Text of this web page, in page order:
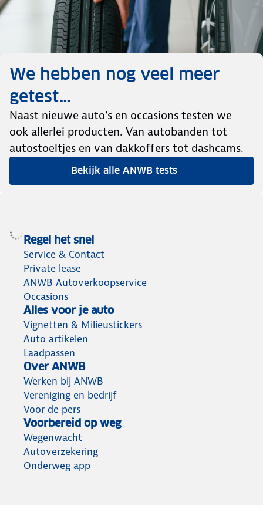
We hebben nog veel meer
getest…
Naast nieuwe auto’s en occasions testen we
ook allerlei producten. Van autobanden tot
autostoeltjes en van dakkoffers tot dashcams.
Bekijk alle ANWB tests
Regel het snel
Service & Contact
Private lease
ANWB Autoverkoopservice
Occasions
Alles voor je auto
Vignetten & Milieustickers
Auto artikelen
Laadpassen
Over ANWB
Werken bij ANWB
Vereniging en bedrijf
Voor de pers
Voorbereid op weg
Wegenwacht
Autoverzekering
Onderweg app